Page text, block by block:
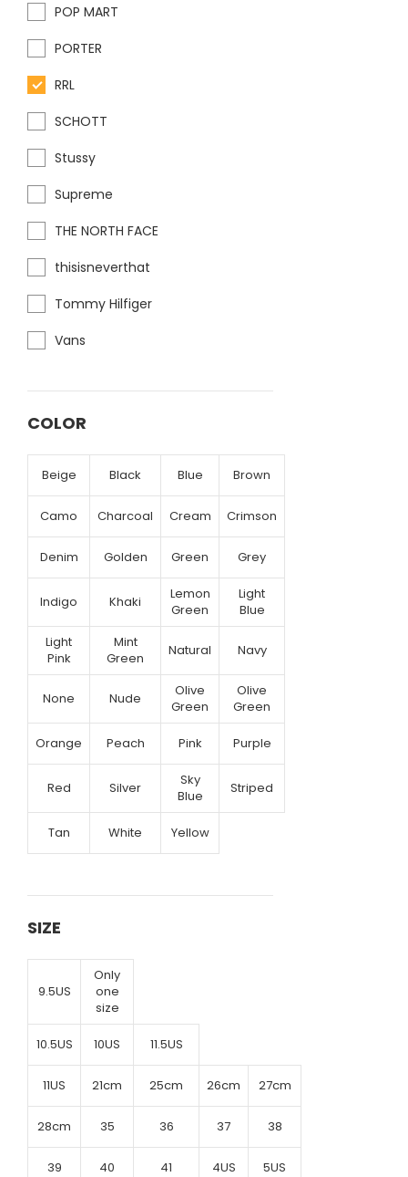
POP MART
PORTER
RRL
SCHOTT
Stussy
Supreme
THE NORTH FACE
thisisneverthat
Tommy Hilfiger
Vans
COLOR
Beige Black Blue Brown
Camo Charcoal Cream Crimson
Denim Golden Green Grey
Indigo Khaki
Lemon
Green
Light
Blue
Light
Pink
Mint
Green
Natural Navy
None Nude
Olive
Green
Olive
Green
Orange Peach Pink Purple
Red Silver
Sky
Blue
Striped
Tan White Yellow
SIZE
9.5US
Only
one
size
10.5US 10US 11.5US
11US 21cm 25cm 26cm 27cm
28cm 35 36 37 38
39 40 41 4US 5US